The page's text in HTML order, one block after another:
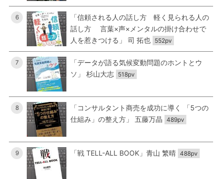
6
「信頼される人の話し方 軽く見られる人の
話し方 言葉×声×メンタルの掛け合わせで
人を惹きつける」 司 拓也 552pv
7
「データが語る気候変動問題のホントとウ
ソ」 杉山大志 518pv
8
「コンサルタント商売を成功に導く 「5つの
仕組み」の整え方」 五藤万晶 489pv
9 「戦 TELL-ALL BOOK」青山 繁晴 488pv